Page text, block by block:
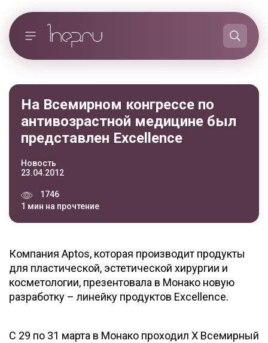
На Всемирном конгрессе по
антивозрастной медицине был
представлен Excellence
Новость
23.04.2012
1746
1 мин на прочтение
Компания Aptos, которая производит продукты
для пластической, эстетической хирургии и
косметологии, презентовала в Монако новую
разработку – линейку продуктов Excellence.
С 29 по 31 марта в Монако проходил X Всемирный